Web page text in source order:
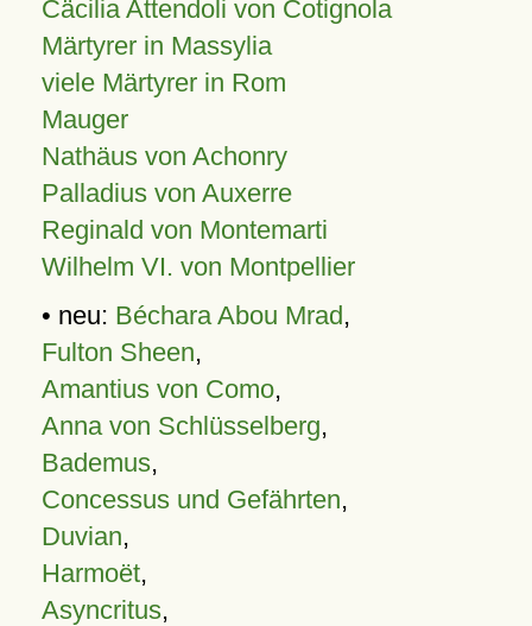
Cäcilia Attendoli von Cotignola
Märtyrer in Massylia
viele Märtyrer in Rom
Mauger
Nathäus von Achonry
Palladius von Auxerre
Reginald von Montemarti
Wilhelm VI. von Montpellier
• neu: Béchara Abou Mrad,
Fulton Sheen,
Amantius von Como,
Anna von Schlüsselberg,
Bademus,
Concessus und Gefährten,
Duvian,
Harmoët,
Asyncritus,